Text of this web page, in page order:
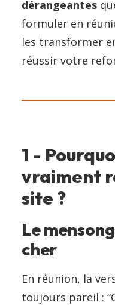
dérangeantes
formuler en
les transformer
réussir votre
1 -
vraiment
site ?
Le
cher
En réunion, la
toujours pareil :